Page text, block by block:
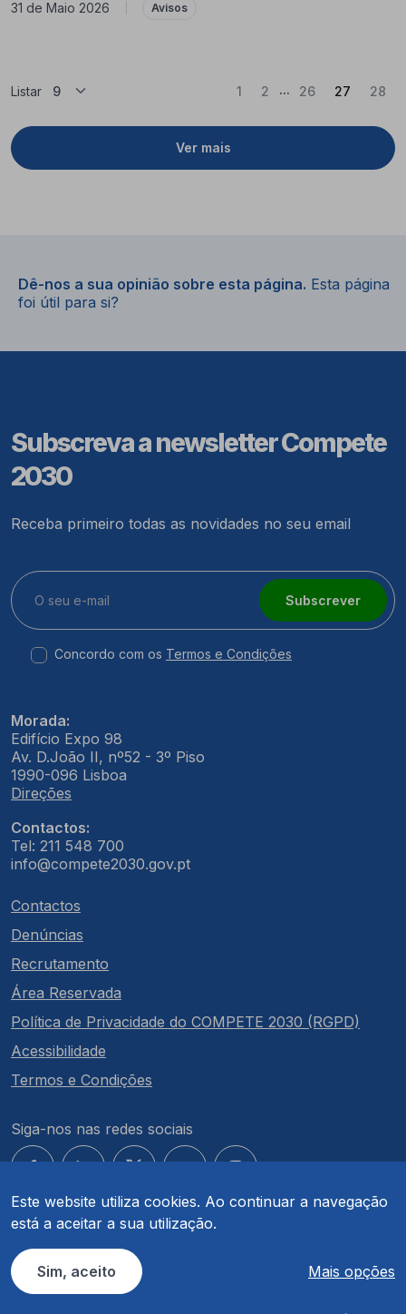
Este website utiliza cookies. Ao continuar a navegação
está a aceitar a sua utilização.
Sim, aceito Mais opções
31 de Maio 2026 Avisos
Listar
Ver mais
1 2 ... 26 27(Atual)
28
Dê-nos a sua opinião sobre esta página. Esta página
foi útil para si?
Subscreva a newsletter Compete
2030
Receba primeiro todas as novidades no seu email
Subscrever
Concordo com os Termos e Condições
Morada:
Edifício Expo 98
Av. D.João II, nº52 - 3º Piso
1990-096 Lisboa
Direções
Contactos:
Tel: 211 548 700
info@compete2030.gov.pt
Contactos
Denúncias
Recrutamento
Área Reservada
Política de Privacidade do COMPETE 2030 (RGPD)
Acessibilidade
Termos e Condições
Siga-nos nas redes sociais
© COMPETE 2030. Todos os direitos reservados.